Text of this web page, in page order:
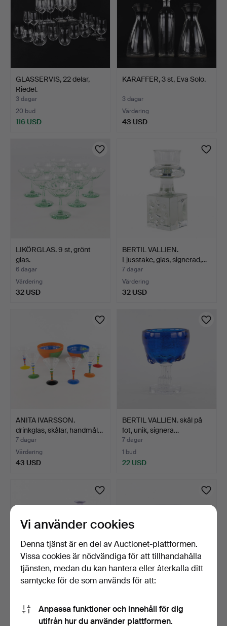
GLASSERVIS, 22 delar,
Riedel.
3 dagar
20 bud
116 USD
KARAFFER, 3 st, Eva Solo.
3 dagar
Värdering
43 USD
LIKÖRGLAS. 9 st, grönt
glas.
6 dagar
Värdering
32 USD
BERTIL VALLIEN.
Ljusstake, glas, signerad,…
7 dagar
Värdering
32 USD
ANITA IVARSSON.
drinkglas, skålar, handmål…
7 dagar
Värdering
43 USD
BERTIL VALLIEN. skål på
fot, unik, signera…
7 dagar
1 bud
22 USD
7 dagar
Värdering
7 dagar
3 bud
Vi använder cookies
Denna tjänst är en del av Auctionet-plattformen.
Vissa cookies är nödvändiga för att tillhandahålla
tjänsten, medan du kan hantera eller återkalla ditt
samtycke för de som används för att:
Anpassa funktioner och innehåll för dig
utifrån hur du använder plattformen.